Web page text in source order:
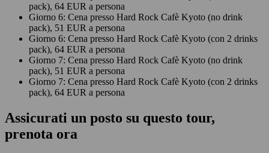
pack), 64 EUR a persona
Giorno 6: Cena presso Hard Rock Cafè Kyoto (no drink
pack), 51 EUR a persona
Giorno 6: Cena presso Hard Rock Cafè Kyoto (con 2 drinks
pack), 64 EUR a persona
Giorno 7: Cena presso Hard Rock Cafè Kyoto (no drink
pack), 51 EUR a persona
Giorno 7: Cena presso Hard Rock Cafè Kyoto (con 2 drinks
pack), 64 EUR a persona
Assicurati un posto su questo tour,
prenota ora